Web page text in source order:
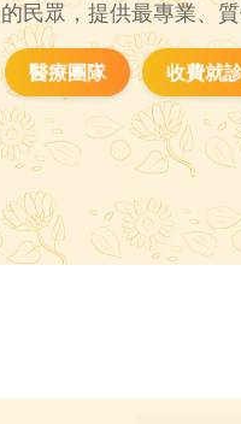
的民眾，提供最專業、
醫療團隊 收費就